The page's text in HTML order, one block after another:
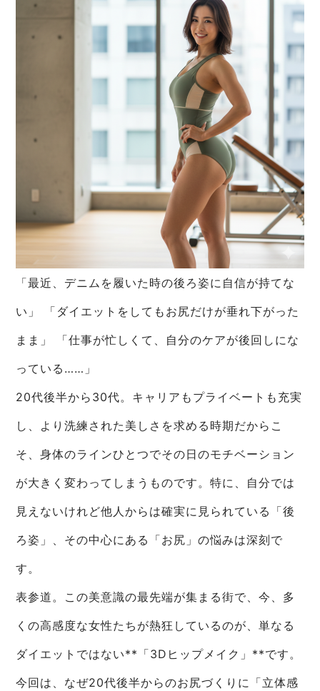
「最近、デニムを履いた時の後ろ姿に自信が持てな
い」 「ダイエットをしてもお尻だけが垂れ下がった
まま」 「仕事が忙しくて、自分のケアが後回しにな
っている……」
20代後半から30代。キャリアもプライベートも充実
し、より洗練された美しさを求める時期だからこ
そ、身体のラインひとつでその日のモチベーション
が大きく変わってしまうものです。特に、自分では
見えないけれど他人からは確実に見られている「後
ろ姿」、その中心にある「お尻」の悩みは深刻で
す。
表参道。この美意識の最先端が集まる街で、今、多
くの高感度な女性たちが熱狂しているのが、単なる
ダイエットではない**「3Dヒップメイク」**です。
今回は、なぜ20代後半からのお尻づくりに「立体感